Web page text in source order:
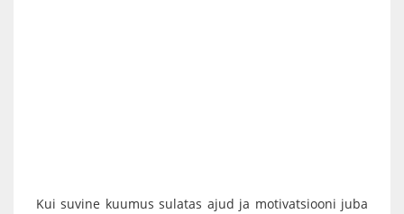
Kui suvine kuumus sulatas ajud ja motivatsiooni juba